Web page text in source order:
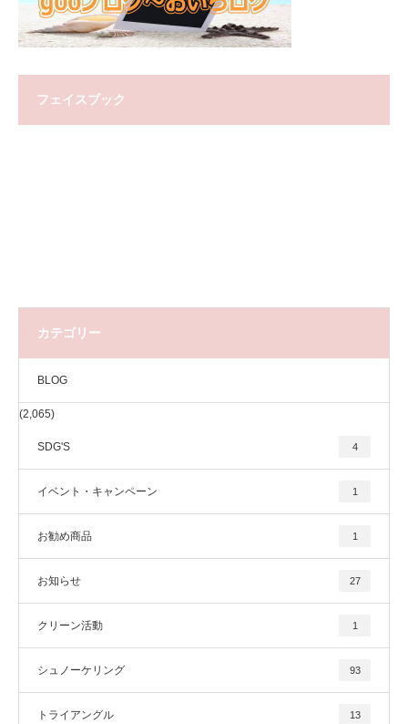
フェイスブック
カテゴリー
BLOG
(2,065)
SDG'S 4
イベント・キャンペーン 1
お勧め商品 1
お知らせ 27
クリーン活動 1
シュノーケリング 93
トライアングル 13